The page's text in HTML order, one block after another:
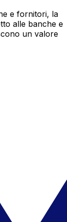
e fornitori, la
alle banche e
un valore